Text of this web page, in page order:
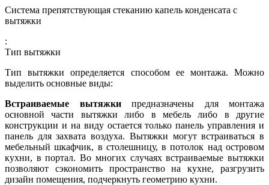
Система препятствующая стеканию капель конденсата с
вытяжки
:
Тип вытяжки
Тип вытяжки определяется способом ее монтажа. Можно
выделить основные виды:
Встраиваемые вытяжкипредназначены для монтажа
основной части вытяжки либо в мебель либо в другие
конструкции и на виду остается только панель управления и
панель для захвата воздуха. Вытяжки могут встраиваться в
мебельный шкафчик, в столешницу, в потолок над островом
кухни, в портал. Во многих случаях встраиваемые вытяжки
позволяют сэкономить пространство на кухне, разгрузить
дизайн помещения, подчеркнуть геометрию кухни.